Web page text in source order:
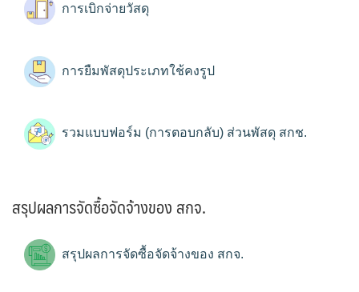
การเบิกจ่ายวัสดุ
การยืมพัสดุประเภทใช้คงรูป
รวมแบบฟอร์ม (การตอบกลับ) ส่วนพัสดุ สกช.
สรุปผลการจัดซื้อจัดจ้างของ สกจ.
สรุปผลการจัดซื้อจัดจ้างของ สกจ.